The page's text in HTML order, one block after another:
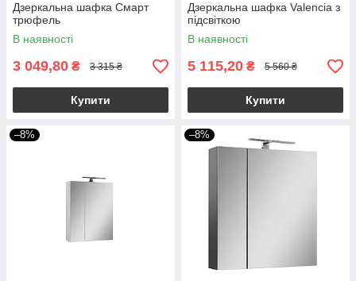
Дзеркальна шафка Смарт
трюфель
В наявності
3 049,80 ₴ 3 315 ₴
Купити
Дзеркальна шафка Valencia з
підсвіткою
В наявності
5 115,20 ₴ 5 560 ₴
Купити
–8% –8%